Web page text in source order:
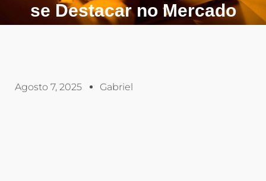
se Destacar no Mercado
Agosto 7, 2025 Gabriel